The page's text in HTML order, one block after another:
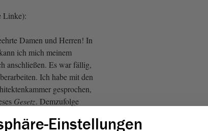
Linke):
Damen und Herren! In
ich mich meinem
anschließen. Es war fällig,
Ich habe mit den
gesprochen,
Gesetz. Demzufolge
eine Überweisung an
Einstellungen